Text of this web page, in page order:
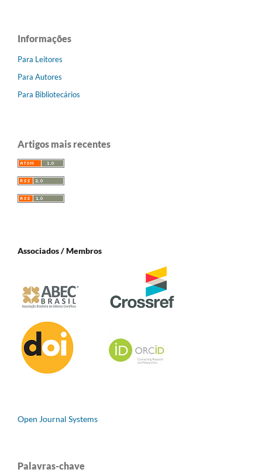
Informações
Para Leitores
Para Autores
Para Bibliotecários
Artigos mais recentes
Associados / Membros
Open Journal Systems
Palavras-chave